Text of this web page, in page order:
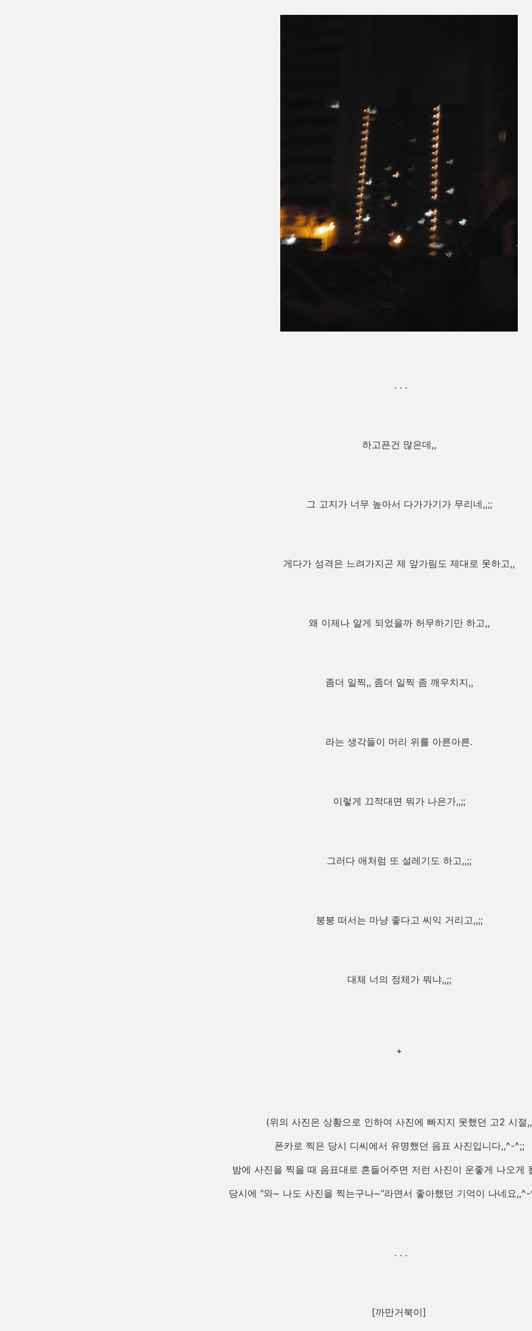
. . .
하고픈건 많은데,,
그 고지가 너무 높아서 다가가기가 무리네,,;;
게다가 성격은 느려가지곤 제 앞가림도 제대로 못하고,,
왜 이제나 알게 되었을까 허무하기만 하고,,
좀더 일찍,, 좀더 일찍 좀 깨우치지,,
라는 생각들이 머리 위를 아른아른.
이렇게 끄적대면 뭐가 나은가,,;;
그러다 애처럼 또 설레기도 하고,,;;
붕붕 떠서는 마냥 좋다고 씨익 거리고,,;;
대체 너의 정체가 뭐냐,,;;
+
(위의 사진은 상황으로 인하여 사진에 빠지지 못했던 고2 시절,,
폰카로 찍은 당시 디씨에서 유명했던 음표 사진입니다,,^-^;;
밤에 사진을 찍을 때 음표대로 흔들어주면 저런 사진이 운좋게 나오게
당시에 "와~ 나도 사진을 찍는구나~"라면서 좋아했던 기억이 나네요
. . .
[까만거북이]